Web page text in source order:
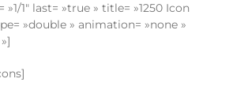
1″ last= »true » title= »1250 Icon
»double » animation= »none »